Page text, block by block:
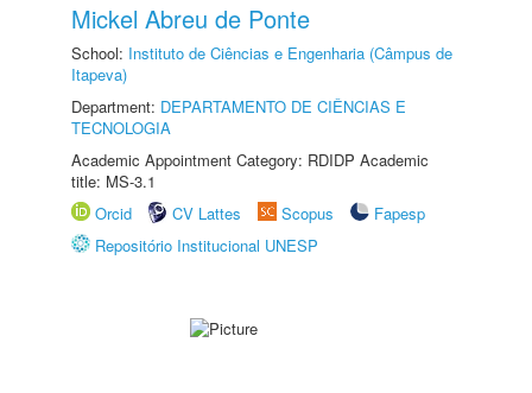
Mickel Abreu de Ponte
School: Instituto de Ciências e Engenharia (Câmpus de
Itapeva)
Department: DEPARTAMENTO DE CIÊNCIAS E
TECNOLOGIA
Academic Appointment Category: RDIDP Academic
title: MS-3.1
Orcid
CV Lattes Scopus
Fapesp
Repositório Institucional UNESP